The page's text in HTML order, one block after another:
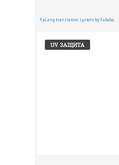
FaLang translation system by Faboba
UV ЗАЩИТА